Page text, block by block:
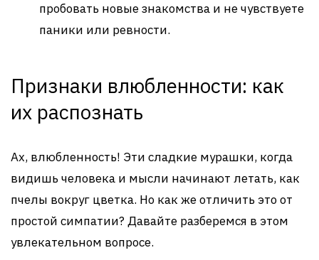
пробовать новые знакомства и не чувствуете
паники или ревности.
Признаки влюбленности: как
их распознать
Ах, влюбленность! Эти сладкие мурашки, когда
видишь человека и мысли начинают летать, как
пчелы вокруг цветка. Но как же отличить это от
простой симпатии? Давайте разберемся в этом
увлекательном вопросе.